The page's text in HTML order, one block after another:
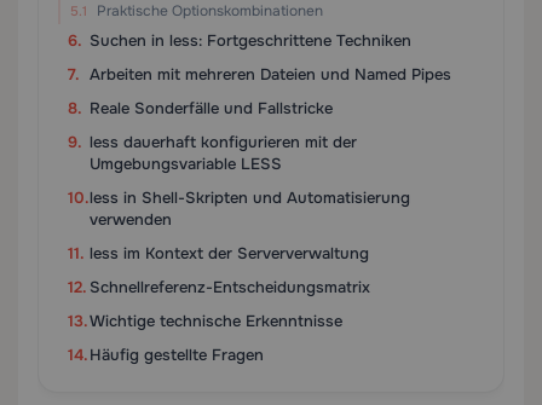
Praktische Optionskombinationen
Suchen in less: Fortgeschrittene Techniken
Arbeiten mit mehreren Dateien und Named Pipes
Reale Sonderfälle und Fallstricke
less dauerhaft konfigurieren mit der
Umgebungsvariable LESS
less in Shell-Skripten und Automatisierung
verwenden
less im Kontext der Serververwaltung
Schnellreferenz-Entscheidungsmatrix
Wichtige technische Erkenntnisse
Häufig gestellte Fragen